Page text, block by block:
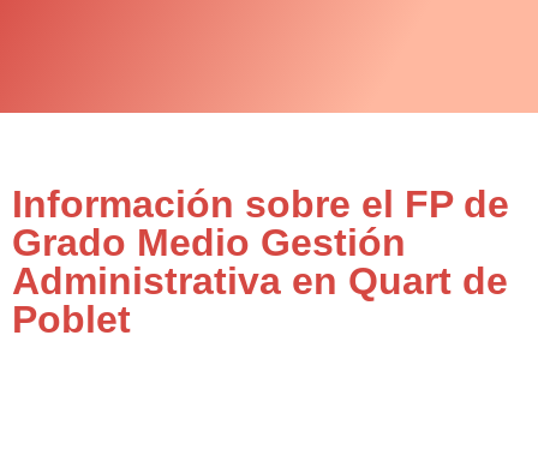
Información sobre el FP de
Grado Medio Gestión
Administrativa en Quart de
Poblet